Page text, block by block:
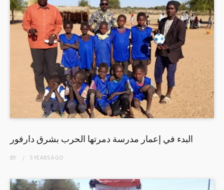
البدء في إعمار مدرسة دمرتها الحرب بشرق دارفور
BY 5 YEARSAGO